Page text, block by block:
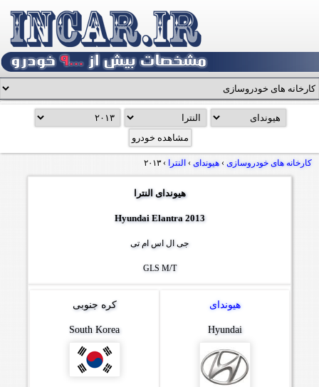
هیوندای النترا
Hyundai Elantra 2013
جی ال اس ام تی
GLS M/T
هیوندای
Hyundai
کره جنوبی
South Korea
کارخانه های خودروسازی › هیوندای › النترا › ۲۰۱۳